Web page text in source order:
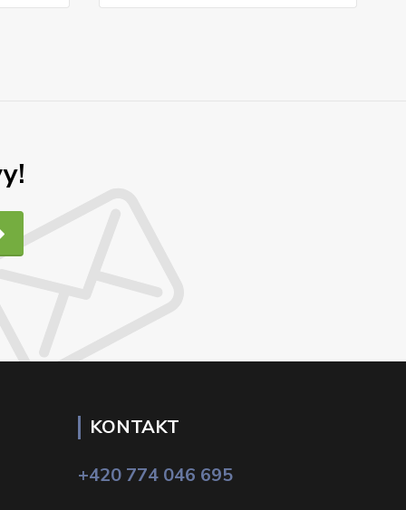
KONTAKT
+420 774 046 695